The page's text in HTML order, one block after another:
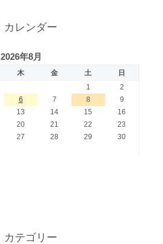
カレンダー
2026年8月
木 金 土
日
1
2
6 7 8
9
13 14 15
16
20 21 22
23
27 28 29
30
カテゴリー